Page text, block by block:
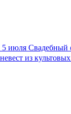
5 июля Свадебный
невест из